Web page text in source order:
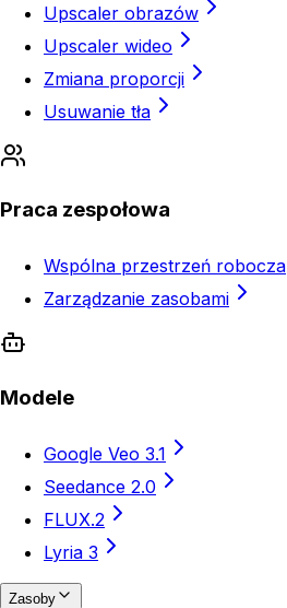
Upscaler obrazów
Upscaler wideo
Zmiana proporcji
Usuwanie tła
Praca zespołowa
Wspólna przestrzeń robocza
Zarządzanie zasobami
Modele
Google Veo 3.1
Seedance 2.0
FLUX.2
Lyria 3
Zasoby